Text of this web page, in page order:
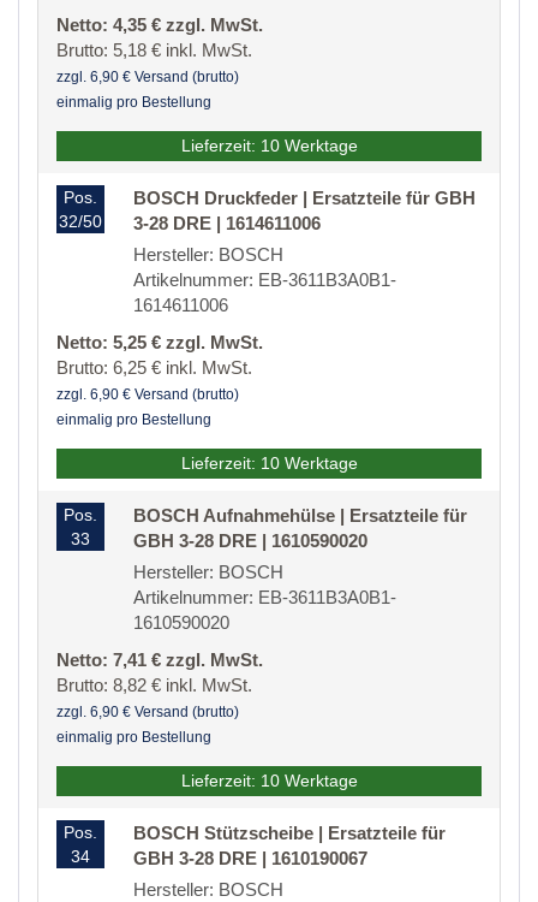
Netto: 4,35 € zzgl. MwSt.
Brutto: 5,18 € inkl. MwSt.
zzgl. 6,90 € Versand (brutto)
einmalig pro Bestellung
Lieferzeit: 10 Werktage
Pos.
32/50
BOSCH Druckfeder | Ersatzteile für GBH
3-28 DRE | 1614611006
Hersteller: BOSCH
Artikelnummer: EB-3611B3A0B1-
1614611006
Netto: 5,25 € zzgl. MwSt.
Brutto: 6,25 € inkl. MwSt.
zzgl. 6,90 € Versand (brutto)
einmalig pro Bestellung
Lieferzeit: 10 Werktage
Pos.
33
BOSCH Aufnahmehülse | Ersatzteile für
GBH 3-28 DRE | 1610590020
Hersteller: BOSCH
Artikelnummer: EB-3611B3A0B1-
1610590020
Netto: 7,41 € zzgl. MwSt.
Brutto: 8,82 € inkl. MwSt.
zzgl. 6,90 € Versand (brutto)
einmalig pro Bestellung
Lieferzeit: 10 Werktage
Pos.
34
BOSCH Stützscheibe | Ersatzteile für
GBH 3-28 DRE | 1610190067
Hersteller: BOSCH